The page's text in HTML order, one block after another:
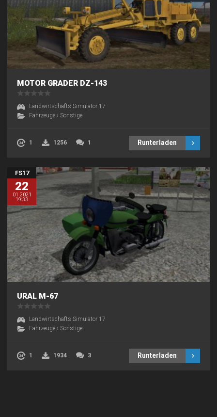
MOTOR GRADER DZ-143
Landwirtschafts Simulator 17
Fahrzeuge › Sonstige
1 1256 1 Runterladen
FS17
22
01.2021
19:33
URAL M-67
Landwirtschafts Simulator 17
Fahrzeuge › Sonstige
1 1934 3 Runterladen